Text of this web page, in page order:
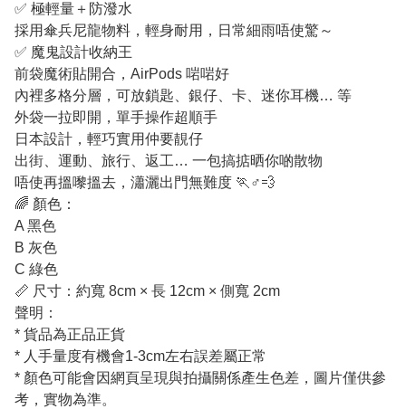
✅ 極輕量＋防潑水
採用傘兵尼龍物料，輕身耐用，日常細雨唔使驚～
✅ 魔鬼設計收納王
前袋魔術貼開合，AirPods 啱啱好
內裡多格分層，可放鎖匙、銀仔、卡、迷你耳機… 等
外袋一拉即開，單手操作超順手
日本設計，輕巧實用仲要靚仔
出街、運動、旅行、返工… 一包搞掂晒你啲散物
唔使再搵嚟搵去，瀟灑出門無難度 🏃♂️💨
🌈 顏色：
A 黑色
B 灰色
C 綠色
📏 尺寸：約寬 8cm × 長 12cm × 側寬 2cm
聲明：
* 貨品為正品正貨
* 人手量度有機會1-3cm左右誤差屬正常
* 顏色可能會因網頁呈現與拍攝關係產生色差，圖片僅供參
考，實物為準。